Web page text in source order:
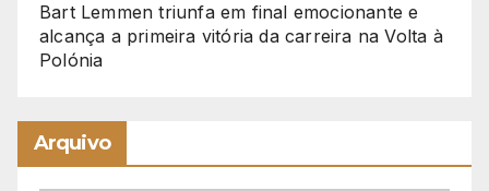
Bart Lemmen triunfa em final emocionante e
alcança a primeira vitória da carreira na Volta à
Polónia
Arquivo